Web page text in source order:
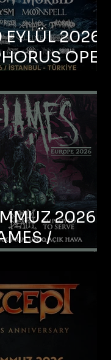
2026 –
OPEN
FEST
2026 –
/
DEATH /
– İstanbul,
Uniq